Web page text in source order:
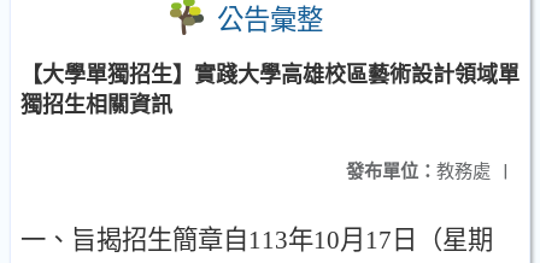
公告彙整
【大學單獨招生】實踐大學高雄校區藝術設計領域單
獨招生相關資訊
發布單位： 教務處 |
一 、 旨揭招生簡章自 113年10月 17 日 （星期